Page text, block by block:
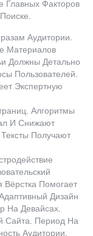
Главных Факторов
Аудитории.
Материалов
Должны Детально
Пользователей.
Экспертную
Алгоритмы
И Снижают
Тексты Получают
Вёрстка Помогает
Дизайн
На Девайсах.
Сайта. Период На
Аудитории.